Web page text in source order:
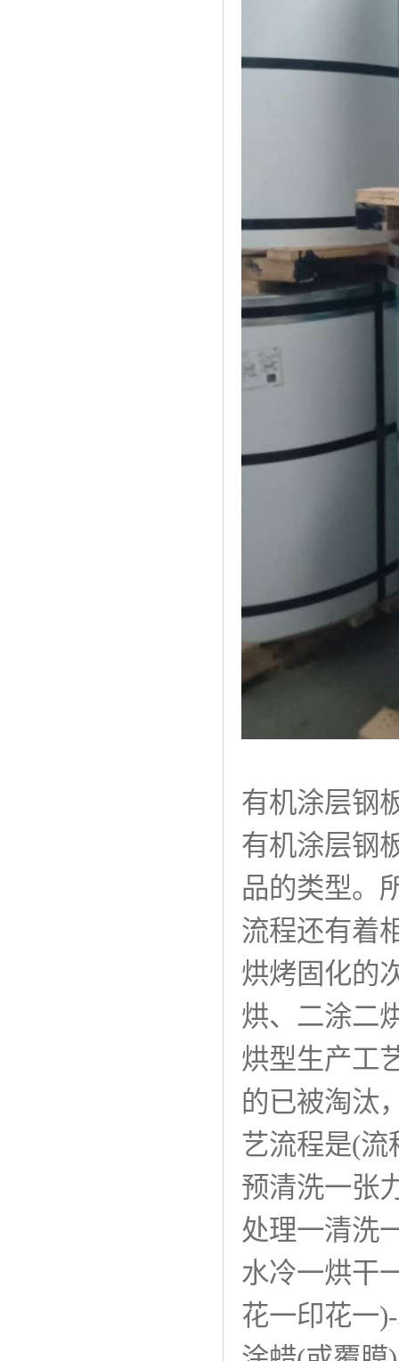
有机涂层钢
有机涂层钢
品的类型。
流程还有着
烘烤固化的
烘、二涂二
烘型生产工
的已被淘汰
艺流程是(流
预清洗一张
处理一清洗
水冷一烘干
花一印花一